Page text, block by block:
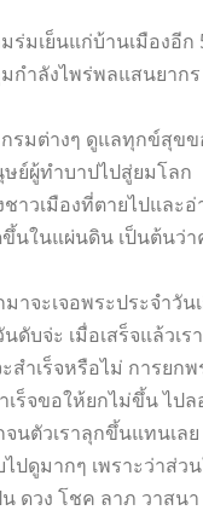
มเย็นแก่บ้านเมืองอีก
ำลังไพร่พลแสนยากร
รมต่างๆ ดูแลทุกข์สุข
ย์ผู้ทำบาปไปสู่ยมโลก
วเมืองที่ตายไปและ
ในแผ่นดิน เป็นต้นว่า
าจะเจอพระประจำวั
บจ่ะ เมื่อเสร็จแล้วเ
ำเร็จหรือไม่ การยก
ร็จขอให้ยกไม่ขึ้น ไป
ตัวเราลุกขึ้นแทนเล
ปดูมากๆ เพราะว่าส่
ดวง โชค ลาภ วาส